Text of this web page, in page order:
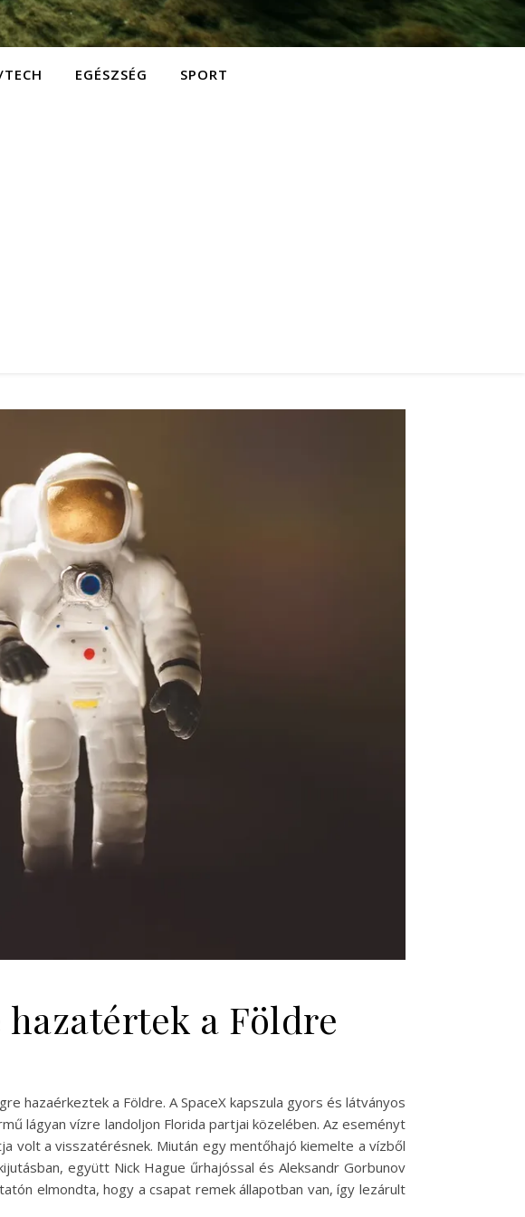
EGÉSZSÉG SPORT
a Földre
hazaérkeztek a Földre. A SpaceX kapszula gyors és látványos
lágyan vízre landoljon Florida partjai közelében. Az eseményt
volt a visszatérésnek. Miután egy mentőhajó kiemelte a vízből
együtt Nick Hague űrhajóssal és Aleksandr Gorbunov
elmondta, hogy a csapat remek állapotban van, így lezárult